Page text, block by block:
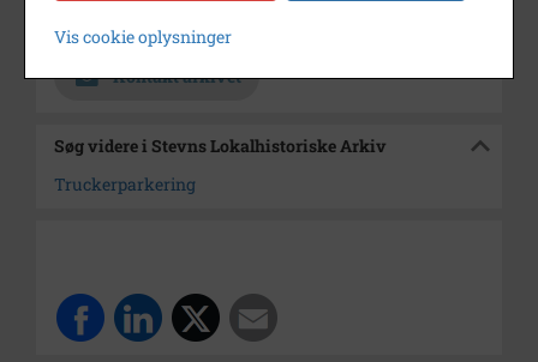
Kontakt arkivet
Søg videre i Stevns Lokalhistoriske Arkiv
Truckerparkering
Vis cookie oplysninger